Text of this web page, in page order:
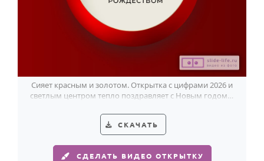
Сияет красным и золотом. Открытка с цифрами 2026 и
светлым центром тепло поздравляет с Новым годом и
СКАЧАТЬ
СДЕЛАТЬ ВИДЕО ОТКРЫТКУ